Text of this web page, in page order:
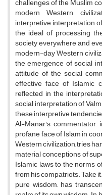
challenges of the Muslim
modern Western
interpretive interpretation
the ideal of processing
society everywhere and
modern-day Western
the emergence of social
attitude of the social
effective face of Islamic
reflected in the
social interpretation of
these interpretive
Al-Manar's
profane face of Islam in
Western civilization, tries
material conceptions of
Islamic laws to the norms
from his compatriots. Take
pure wisdom, has